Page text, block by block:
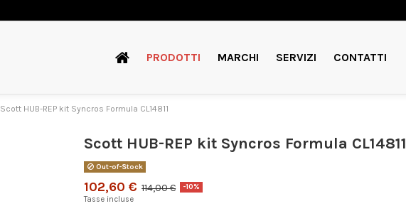
PRODOTTI MARCHI SERVIZI CONTATTI
Scott HUB-REP kit Syncros Formula CL14811
Scott HUB-REP kit Syncros Formula CL14811
Out-of-Stock
102,60 € 114,00 €
-10%
Tasse incluse